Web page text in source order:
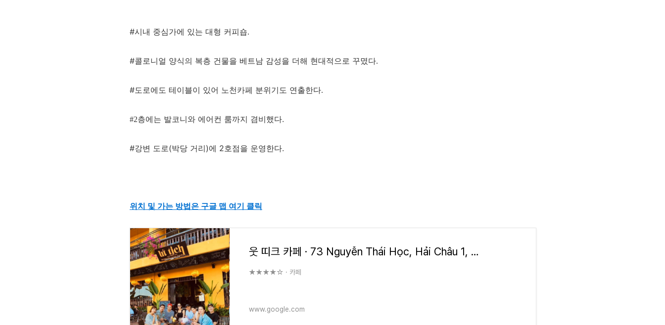
#시내 중심가에 있는 대형 커피숍.
#콜로니얼 양식의 복층 건물을 베트남 감성을 더해 현대적으로 꾸몄다.
#도로에도 테이블이 있어 노천카페 분위기도 연출한다.
#2층에는 발코니와 에어컨 룸까지 겸비했다.
#강변 도로(박당 거리)에 2호점을 운영한다.
위치 및 가는 방법은 구글 맵 여기 클릭
웃 띠크 카페 · 73 Nguyễn Thái Học, Hải Châu 1, Hải Châu, Đà Nẵng 550000 베트남
★★★★☆ · 카페
www.google.com